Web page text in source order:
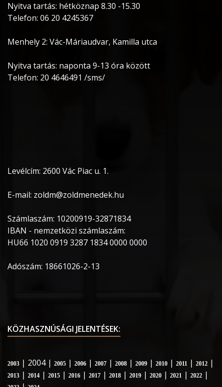
Nyitva tartás: hétköznap 8.30 -15.30
Telefon: 06 20 4245367
Menhely 2: Vác-Máriaudvar, Kamilla utca
Nyitva tartás: naponta 9-13 óra között
Telefon: 20 4646491 /sms/
Levélcím: 2600 Vác Piac u. 1.
E-mail: zoldm@zoldmenedek.hu
Számlaszám: 10200919-32871834
IBAN - nemzetközi számlaszám:
HU66 1020 0919 3287 1834 0000 0000
Adószám: 18661026-2-13
KÖZHASZNÚSÁGI JELENTÉSEK:
2003 | 2004 | 2005 | 2006 | 2007 | 2008 | 2009 | 2010 | 2011 | 2012 |
2013 | 2014 | 2015 | 2016 | 2017 | 2018 | 2019 | 2020 | 2021 | 2022 |